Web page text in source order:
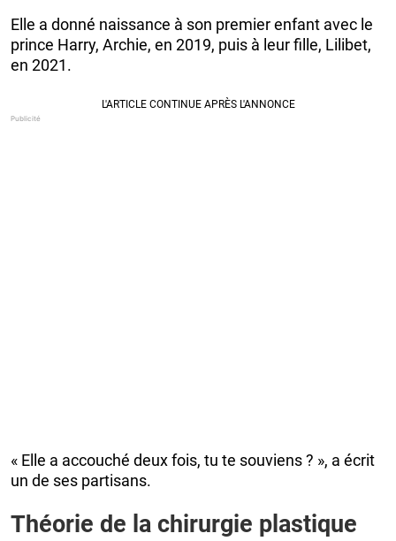
Elle a donné naissance à son premier enfant avec le
prince Harry, Archie, en 2019, puis à leur fille, Lilibet,
en 2021.
« Elle a accouché deux fois, tu te souviens ? », a écrit
un de ses partisans.
Théorie de la chirurgie plastique